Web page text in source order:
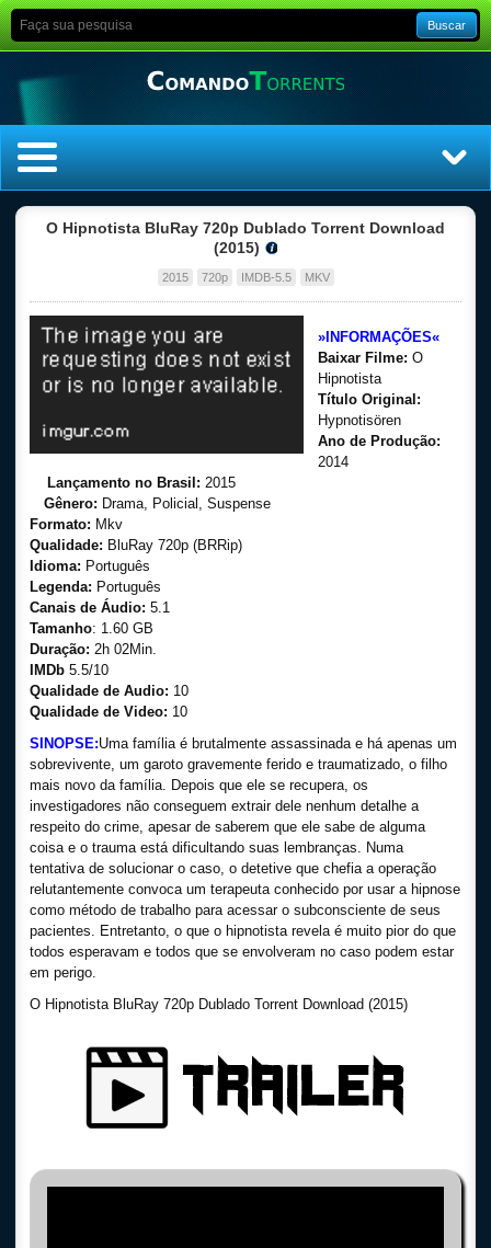
Buscar
Top Séries
Filmes
Legendado
O Hipnotista BluRay 720p Dublado Torrent Download
(2015)
2015 720p IMDB-5.5 MKV
»INFORMAÇÕES«
Baixar Filme: O
Hipnotista
Título Original:
Hypnotisören
Ano de Produção:
2014
Lançamento no Brasil: 2015
Gênero: Drama, Policial, Suspense
Formato: Mkv
Qualidade: BluRay 720p (BRRip)
Idioma: Português
Legenda: Português
Canais de Áudio: 5.1
Tamanho: 1.60 GB
Duração: 2h 02Min.
IMDb 5.5/10
Qualidade de Audio: 10
Qualidade de Video: 10
SINOPSE:Uma família é brutalmente assassinada e há apenas um
sobrevivente, um garoto gravemente ferido e traumatizado, o filho
mais novo da família. Depois que ele se recupera, os
investigadores não conseguem extrair dele nenhum detalhe a
respeito do crime, apesar de saberem que ele sabe de alguma
coisa e o trauma está dificultando suas lembranças. Numa
tentativa de solucionar o caso, o detetive que chefia a operação
relutantemente convoca um terapeuta conhecido por usar a hipnose
como método de trabalho para acessar o subconsciente de seus
pacientes. Entretanto, o que o hipnotista revela é muito pior do que
todos esperavam e todos que se envolveram no caso podem estar
em perigo.
O Hipnotista BluRay 720p Dublado Torrent Download (2015)